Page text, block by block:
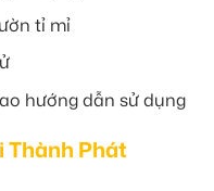
tỉ mỉ
hướng dẫn sử dụng
Thành Phát